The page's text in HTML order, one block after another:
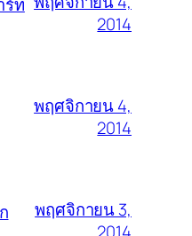
2014
พฤศจิกายน 4,
2014
พฤศจิกายน 3,